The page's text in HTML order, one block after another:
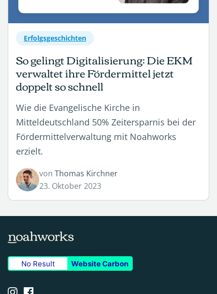
Erfolgsgeschichten
So gelingt Digitalisierung: Die EKM
verwaltet ihre Fördermittel jetzt
doppelt so schnell
Wie die Evangelische Kirche in
Mitteldeutschland 50% Zeitersparnis bei der
Fördermittelverwaltung mit Noahworks
erzielt.
von Thomas Kirchner
23. Oktober 2023
No Result Website Carbon